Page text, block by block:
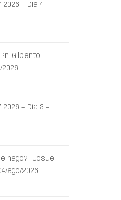
2026 – Día 4 –
Gilberto
2026 – Día 3 –
hago? | Josué
ago/2026